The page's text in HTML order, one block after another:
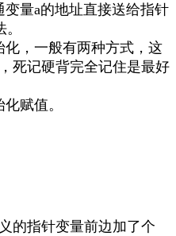
变量a的地址直接送给指针
化，一般有两种方式，这
死记硬背完全记住是最好
赋值。
的指针变量前边加了个